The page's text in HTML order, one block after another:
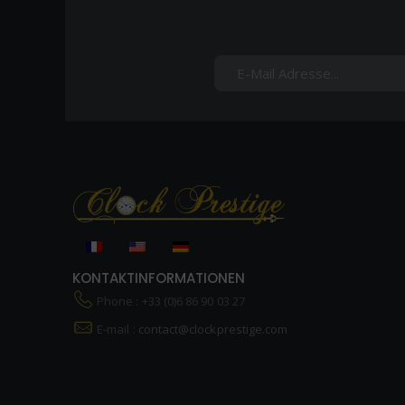
KONTAKTINFORMATIONEN
Phone : +33 (0)6 86 90 03 27
E-mail : contact@clockprestige.com